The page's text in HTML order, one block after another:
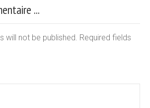
...
will not be published. Required fields